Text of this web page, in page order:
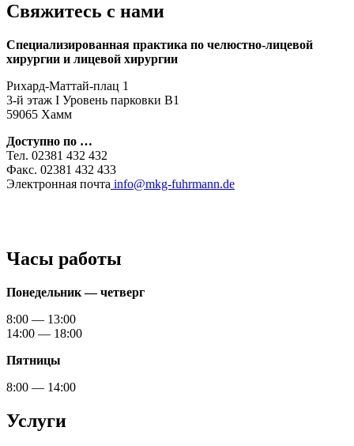
Свяжитесь с нами
Специализированная практика по челюстно-лицевой
хирургии и лицевой хирургии
Рихард-Маттай-плац 1
3-й этаж I Уровень парковки B1
59065 Хамм
Доступно по …
Тел. 02381 432 432
Факс. 02381 432 433
Электронная почта info@mkg-fuhrmann.de
Часы работы
Понедельник — четверг
8:00 — 13:00
14:00 — 18:00
Пятницы
8:00 — 14:00
Услуги